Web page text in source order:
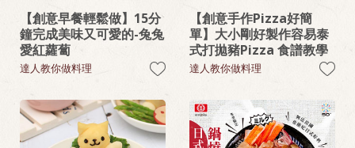
【創意早餐輕鬆做】15分
鐘完成美味又可愛的-兔兔
愛紅蘿蔔
達人教你做料理
【創意手作Pizza好簡
單】大小剛好製作容易泰
式打拋豬Pizza 食譜教學
達人教你做料理